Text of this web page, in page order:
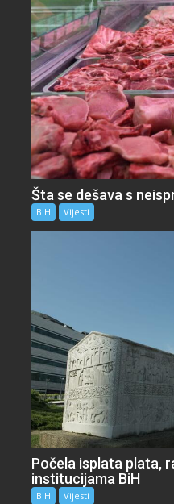
Šta se dešava s
BiH Vijesti
Počela isplata plata,
institucijama BiH
BiH Vijesti